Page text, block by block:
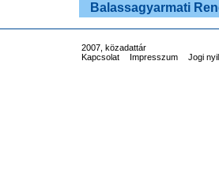
Balassagyarmati
2007, közadattár
Kapcsolat
Impresszum Jogi